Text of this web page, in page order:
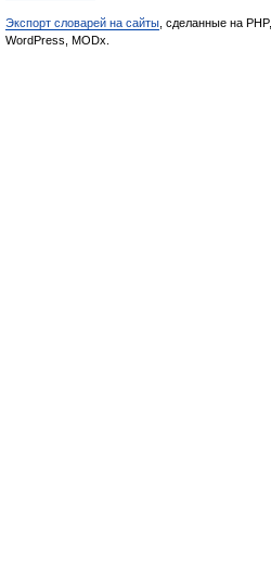
Экспорт словарей на сайты , сделанные на PHP,
WordPress, MODx.